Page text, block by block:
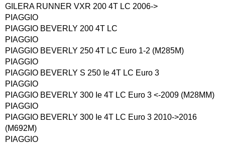
GILERA RUNNER VXR 200 4T LC 2006->
PIAGGIO
PIAGGIO BEVERLY 200 4T LC
PIAGGIO
PIAGGIO BEVERLY 250 4T LC Euro 1-2 (M285M)
PIAGGIO
PIAGGIO BEVERLY S 250 Ie 4T LC Euro 3
PIAGGIO
PIAGGIO BEVERLY 300 Ie 4T LC Euro 3 <-2009 (M28MM)
PIAGGIO
PIAGGIO BEVERLY 300 Ie 4T LC Euro 3 2010->2016
(M692M)
PIAGGIO